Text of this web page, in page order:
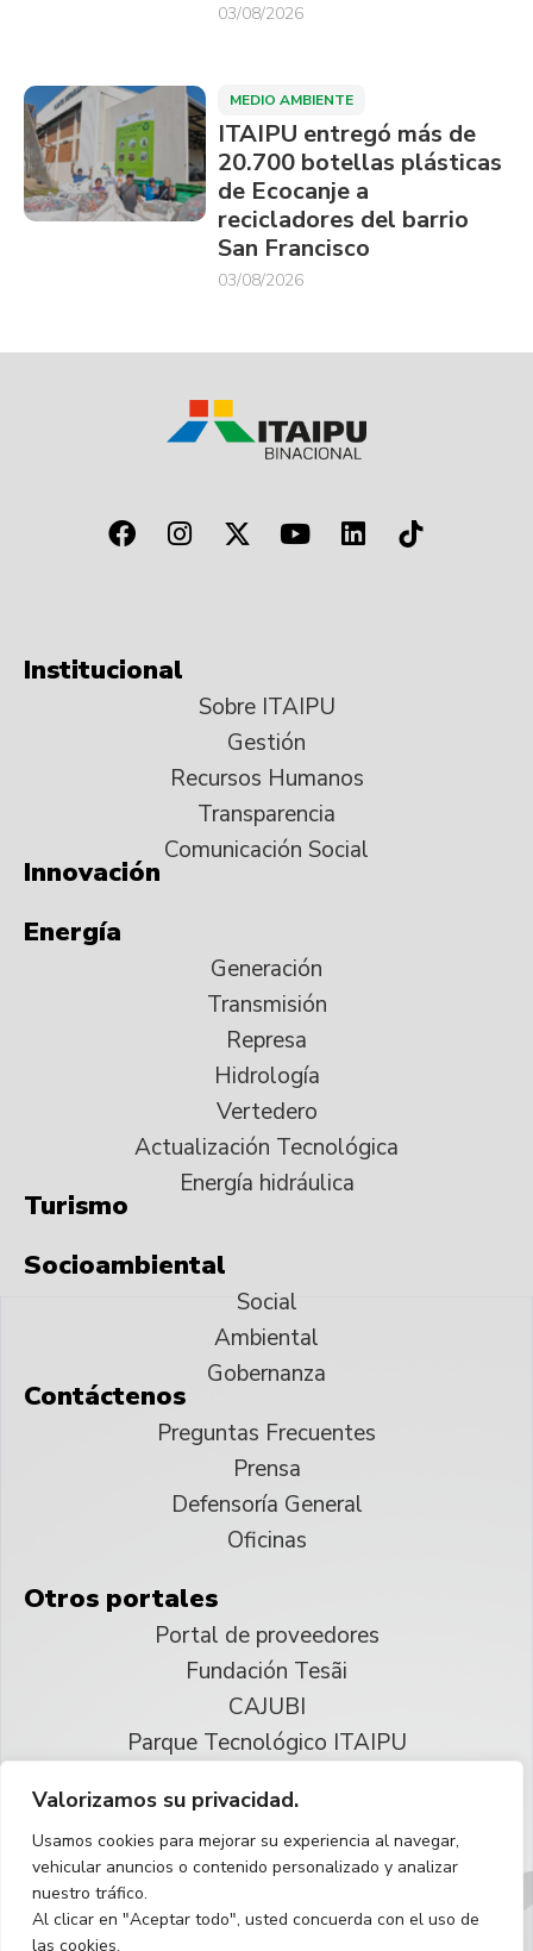
Valorizamos su privacidad.
Usamos cookies para mejorar su experiencia al navegar,
vehicular anuncios o contenido personalizado y analizar
nuestro tráfico.
Al clicar en "Aceptar todo", usted concuerda con el uso de
las cookies.
03/08/2026
MEDIO AMBIENTE
ITAIPU entregó más de
20.700 botellas plásticas
de Ecocanje a
recicladores del barrio
San Francisco
03/08/2026
Institucional
Sobre ITAIPU
Gestión
Recursos Humanos
Transparencia
Comunicación Social
Innovación
Energía
Generación
Transmisión
Represa
Hidrología
Vertedero
Actualización Tecnológica
Energía hidráulica
Turismo
Socioambiental
Social
Ambiental
Gobernanza
Contáctenos
Preguntas Frecuentes
Prensa
Defensoría General
Oficinas
Otros portales
Portal de proveedores
Fundación Tesãi
CAJUBI
Parque Tecnológico ITAIPU
Reservados todos los derechos
Español